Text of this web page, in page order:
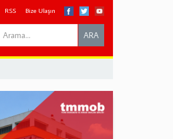
RSS Bize Ulaşın
Search
this
ARA